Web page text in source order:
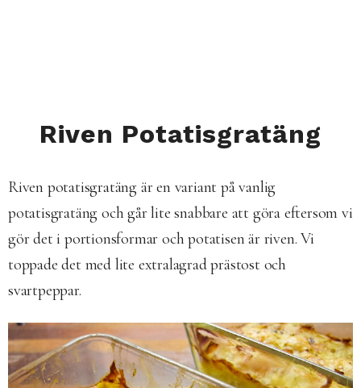
Riven Potatisgratäng
Riven potatisgratäng är en variant på vanlig
potatisgratäng och går lite snabbare att göra eftersom vi
gör det i portionsformar och potatisen är riven. Vi
toppade det med lite extralagrad prästost och
svartpeppar.